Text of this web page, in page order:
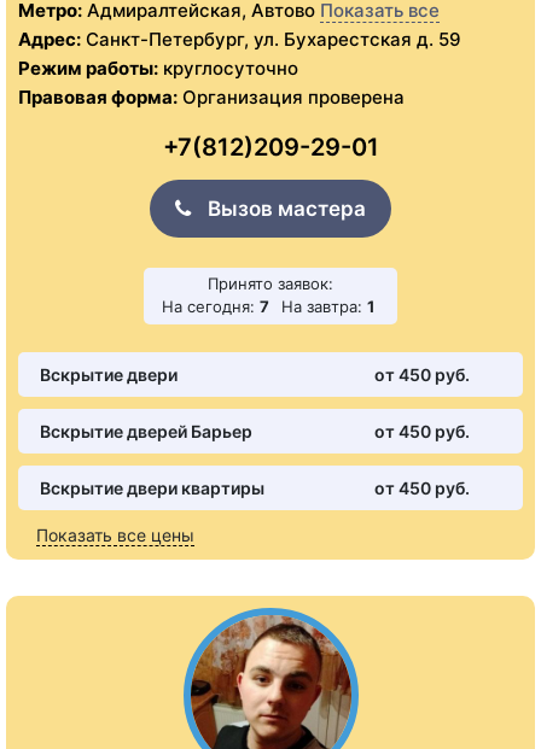
Метро: Адмиралтейская, Автово Показать все
Адрес: Санкт-Петербург, ул. Бухарестская д. 59
Режим работы: круглосуточно
Правовая форма: Организация проверена
+7(812)209-29-01
Вызов мастера
Принято заявок:
На сегодня: 7 На завтра: 1
Вскрытие двери от 450 pуб.
Вскрытие дверей Барьер от 450 pуб.
Вскрытие двери квартиры от 450 pуб.
Показать все цены